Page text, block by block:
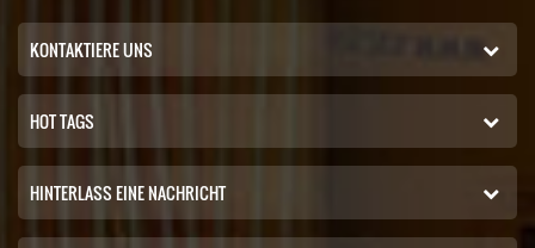
KONTAKTIERE UNS
HOT TAGS
HINTERLASS EINE NACHRICHT